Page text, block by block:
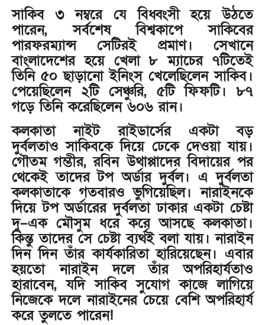
সাকিব ৩ নম্বরে যে বিধ্বংসী হয়ে উঠতে
পারেন, সর্বশেষ বিশ্বকাপে সাকিবের
পারফরম্যান্স সেটিরই প্রমাণ। সেখানে
বাংলাদেশের হয়ে খেলা ৮ ম্যাচের ৭টিতেই
তিনি ৫০ ছাড়ানো ইনিংস খেলেছিলেন সাকিব।
পেয়েছিলেন ২টি সেঞ্চুরি, ৫টি ফিফটি। ৮৭
গড়ে তিনি করেছিলেন ৬০৬ রান।
কলকাতা নাইট রাইডার্সের একটা বড়
দুর্বলতাও সাকিবকে দিয়ে ঢেকে দেওয়া যায়।
গৌতম গম্ভীর, রবিন উথাপ্পাদের বিদায়ের পর
থেকেই তাদের টপ অর্ডার দুর্বল। এ দুর্বলতা
কলকাতাকে গতবারও ভুগিয়েছিল। নারাইনকে
দিয়ে টপ অর্ডারের দুর্বলতা ঢাকার একটা চেষ্টা
দু–এক মৌসুম ধরে করে আসছে কলকাতা।
কিন্তু তাদের সে চেষ্টা ব্যর্থই বলা যায়। নারাইন
দিন দিন তাঁর কার্যকারিতা হারিয়েছেন। এবার
হয়তো নারাইন দলে তাঁর অপরিহার্যতাও
হারাবেন, যদি সাকিব সুযোগ কাজে লাগিয়ে
নিজেকে দলে নারাইনের চেয়ে বেশি অপরিহার্য
করে তুলতে পারেন!